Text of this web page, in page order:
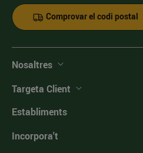
Comprovar el codi postal
Nosaltres
Targeta Client
Establiments
Incorpora't